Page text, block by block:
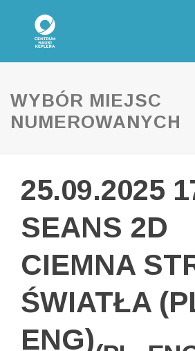
WYBÓR MIEJSC
NUMEROWANYCH
25.09.2025
SEANS 2D
CIEMNA
ŚWIATŁA
ENG)